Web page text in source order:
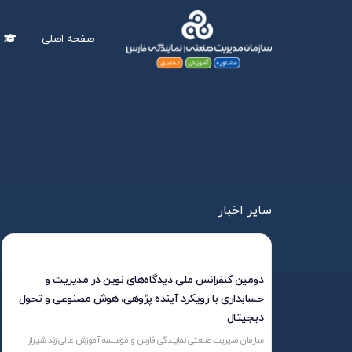
صفحه اصلی
سایر اخبار
دومین کنفرانس ملی دیدگاه‌های نوین در مدیریت و
حسابداری با رویکرد آینده پژوهی، هوش مصنوعی و تحول
دیجیتال
سازمان مدیریت صنعتی نمایندگی فارس و موسسه آموزش عالی زند شیراز